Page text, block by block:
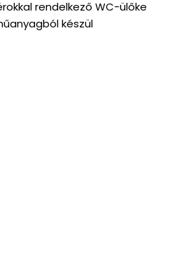
rendelkező WC-ülőke
készül